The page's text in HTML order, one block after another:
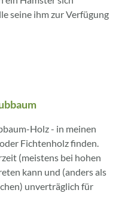
seine ihm zur Verfügung
Holz - in meinen
Fichtenholz finden.
(meistens bei hohen
kann und (anders als
unverträglich für